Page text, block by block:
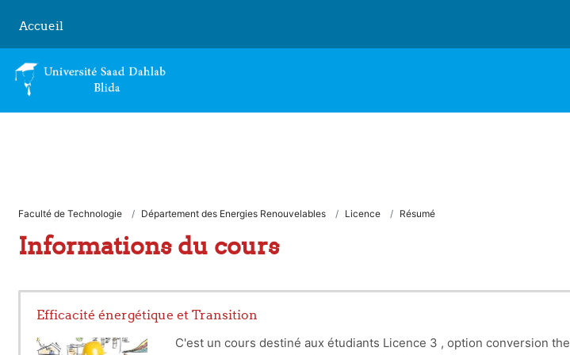
Accueil
Faculté de Technologie Département des Energies Renouvelables Licence Résumé
Informations du cours
Efficacité énergétique et Transition
C'est un cours destiné aux étudiants Licence 3 , option conversion